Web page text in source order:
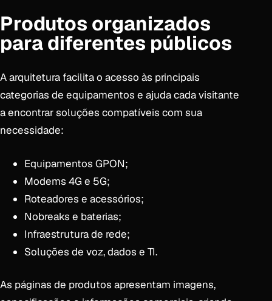
Produtos organizados
para diferentes públicos
A arquitetura facilita o acesso às principais
categorias de equipamentos e ajuda cada visitante
a encontrar soluções compatíveis com sua
necessidade:
Equipamentos GPON;
Modems 4G e 5G;
Roteadores e acessórios;
Nobreaks e baterias;
Infraestrutura de rede;
Soluções de voz, dados e TI.
As páginas de produtos apresentam imagens,